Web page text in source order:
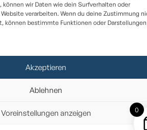
wir Daten wie dein Surfverhalten oder
verarbeiten. Wenn du deine Zustimmung
können bestimmte Funktionen oder Darstellungen
Akzeptieren
Ablehnen
Voreinstellungen anzeigen 0